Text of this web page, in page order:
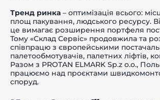
Тренд ринка – оптимізація всього:
площ пакування, людського ресурсу.
це вимагає розширення портфеля
Тому «Склад Сервіс» продовжила та
співпрацю з європейськими
палетообмотувачів, палетних ліфтів,
Разом з PROTAN ELMARK Sp.z o.o.,
працюємо над проєктами
споруд.